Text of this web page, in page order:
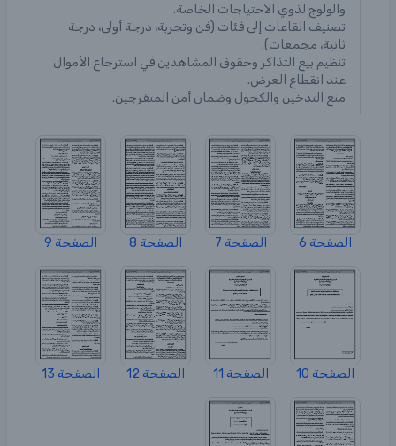
والولوج لذوي الاحتياجات الخاصة.
تصنيف القاعات إلى فئات (فن وتجربة، درجة أولى، درجة
ثانية، مجمعات).
تنظيم بيع التذاكر وحقوق المشاهدين في استرجاع الأموال
عند انقطاع العرض.
منع التدخين والكحول وضمان أمن المتفرجين.
الصفحة 6 الصفحة 7 الصفحة 8 الصفحة 9
الصفحة 10 الصفحة 11 الصفحة 12 الصفحة 13